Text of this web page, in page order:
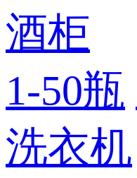
酒柜
1-50瓶
洗衣机